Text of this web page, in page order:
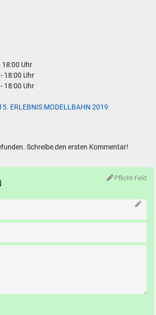
18:00 Uhr
18:00 Uhr
18:00 Uhr
ERLEBNIS MODELLBAHN 2019
Schreibe den ersten Kommentar!
Pflicht-Feld